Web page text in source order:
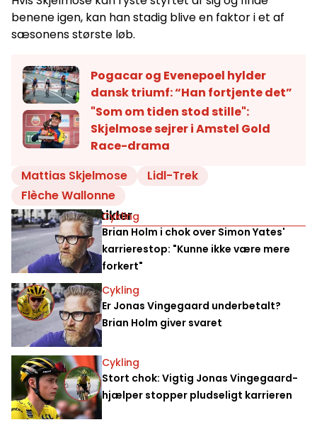
benene igen, kan han stadig blive en faktor i et af
sæsonens største løb.
Pogacar og Evenepoel hylder
dansk triumf: “Han fortjente det”
"Som om tiden stod stille":
Skjelmose sejrer i Amstel Gold
Race-drama
Mattias Skjelmose
Lidl-Trek
Flèche Wallonne
Relaterede artikler
Cykling
Brian Holm i chok over Simon Yates'
karrierestop: "Kunne ikke være mere
forkert"
Cykling
Er Jonas Vingegaard underbetalt?
Brian Holm giver svaret
Cykling
Stort chok: Vigtig Jonas Vingegaard-
hjælper stopper pludseligt karrieren